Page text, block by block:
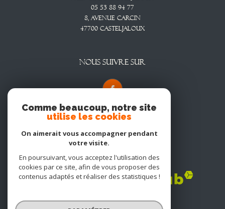
05 53 88 94 77
8, Avenue CARCIN
47700
CASTELJALOUX
NOUS SUIVRE SUR
Adhérents
Comme beaucoup, notre site
utilise les cookies
On aimerait vous accompagner pendant
votre visite.
En poursuivant, vous acceptez l'utilisation des
cookies par ce site, afin de vous proposer des
contenus adaptés et réaliser des statistiques !